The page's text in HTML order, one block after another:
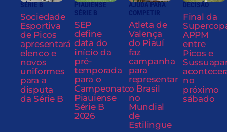
SÉRIE B
Sociedade
Esportiva
de Picos
apresentará
elenco e
novos
uniformes
para a
disputa
da Série B
PIAUIENSE
SÉRIE B
SEP
define
data do
início da
pré-
temporada
para o
Campeonato
Piauiense
Série B
2026
AJUDA PARA
COMPETIR
Atleta de
Valença
do Piauí
faz
campanha
para
representar
o Brasil
no
Mundial
de
Estilingue
DECISÃO
Final da
APPM
entre
Picos e
no
próximo
sábado